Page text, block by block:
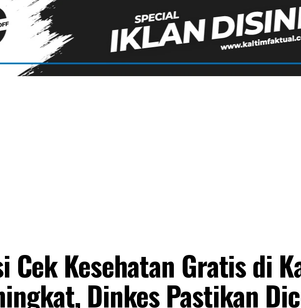
Cek Kesehatan Gratis di
Dinkes Pastikan